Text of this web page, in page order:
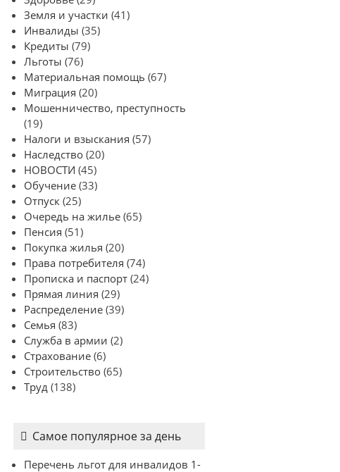
Земля и участки (41)
Инвалиды (35)
Кредиты (79)
Льготы (76)
Материальная помощь (67)
Миграция (20)
Мошенничество, преступность
(19)
Налоги и взыскания (57)
Наследство (20)
НОВОСТИ (45)
Обучение (33)
Отпуск (25)
Очередь на жилье (65)
Пенсия (51)
Покупка жилья (20)
Права потребителя (74)
Прописка и паспорт (24)
Прямая линия (29)
Распределение (39)
Семья (83)
Служба в армии (2)
Страхование (6)
Строительство (65)
Труд (138)
Самое популярное за день
Перечень льгот для инвалидов 1-